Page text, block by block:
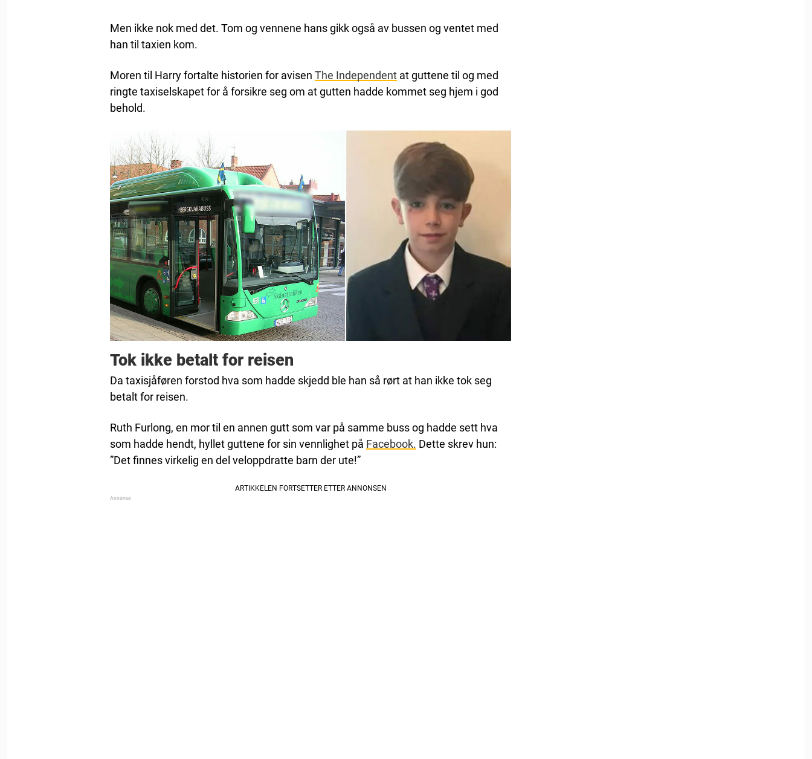
Men ikke nok med det. Tom og vennene hans gikk også av bussen og ventet med
han til taxien kom.
Moren til Harry fortalte historien for avisen The Independent at guttene til og med
ringte taxiselskapet for å forsikre seg om at gutten hadde kommet seg hjem i god
behold.
Tok ikke betalt for reisen
Da taxisjåføren forstod hva som hadde skjedd ble han så rørt at han ikke tok seg
betalt for reisen.
Ruth Furlong, en mor til en annen gutt som var på samme buss og hadde sett hva
som hadde hendt, hyllet guttene for sin vennlighet på Facebook. Dette skrev hun:
”Det finnes virkelig en del veloppdratte barn der ute!”